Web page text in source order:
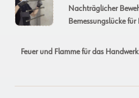
class="nav-
subtitle
reader-
Nachträglicher
Bemessungslücke
Feuer und Flamme für das